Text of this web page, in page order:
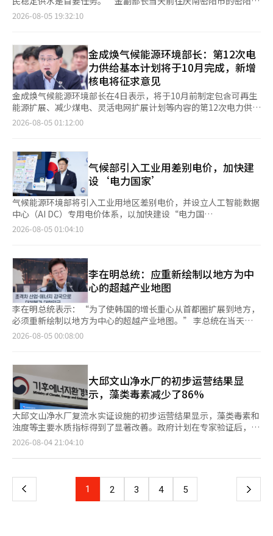
发展，电网扩展已成为不可延迟的时代任务。”他强调：“将以最
小化新建铁塔、透明的选址和充分的补偿与支持为原则，减少居民
译与编辑。
起，经过约6个月的时间分析保存在国内淡水生物资源库中的淡水
样本，找到了能够控制这些耐药菌的新型噬菌体。研究结果显示，
一发现具有重要意义，因为它显示出比传统仅对1至2种细菌有效的
噬菌体更广泛的抗菌能力。此外，该噬菌体在不同的酸碱度和温度
条件下也保持了高效的抗菌活性，并且在感染宿主细菌后迅速繁
殖，有效杀灭细菌。国立낙동강生物资源馆计划基于此次研究结
果，申请“对多重耐药阿西耐特菌具有广泛抗菌活性的新品种噬菌
体艾3676P及其用途”的专利。国立낙동강生物资源馆生物资源研
究室主任金义珍表示：“此次发现的新型噬菌体能够同时控制多种
多重耐药阿西耐特菌，意义重大。我们期待它能在医院感染管理、
种环保的微生物控制技术。”※ 本报道经人工智能（AI）系统翻译
与编辑。
和庆北青道郡的运文坝，检查南部地区的干旱应对情况，并表
对生活和农业用水的供应产生担忧的背景下进行的，目的是检查水
坝的运营现状并制定进一步的应对措施。金副部长首先访问了自2
日以来处于干旱“警戒”阶段的密阳坝，检查了河流维持用水和农
业用水的减少等应对情况。同时，还讨论了额外的干旱应对措施，
如增加河流水源的提取方案。随后，他在自上月15日以来处于干
旱“严重”阶段的运文坝，确认了通过替代提取 낙동江和金湖江的
用水减少情况，并查看了与运文坝相连的金湖江输水设施，审查了
在干旱持续的情况下输水设施的启动方案。气候部计划通过水坝间
确保供水不受影响。※ 本报道经人工智能（AI）系统翻译与编辑。
2026-08-05 19:32:10
金成焕气候能源环境部长：第12次电
力供给基本计划将于10月完成，新增
核电将征求意见
金成焕气候能源环境部长在4日表示，将于10月前制定包含可再生
能源扩展、减少煤电、灵活电网扩展计划等内容的第12次电力供给
基本计划（电力供给基本计划）。 金部长在当天下午于首尔钟路
重申了到2030年提前实现可再生能源装机容量100GW的目标。 关
于“阳光收益村”项目，金部长表示：“今年将在86个村庄启动试
点项目，并计划扩大到700个村庄。”他还提到，将把10千瓦以下
的家庭太阳能发电的现有抵消处理方式转变为现金结算，以实
现“家庭阳光养老金”。 他补充道：“工厂屋顶和农业型、浮动
太阳能的推广也将加速，太阳能发电成本将降低到每千瓦时150韩
元以下，使其成为比天然气或煤炭更便宜的能源。” 金部长还提
出了风力发电的扩展计划。他表示：“今年风力招标量扩大至
在2035年前逐步实现约25GW的发电规模。” 电力供给基本计划
中还将反映减少煤电和电力公企业改革的内容。金部长指出：“要
增加可再生能源，减少煤电，将以煤电为主的五家电力公企业合
并，转型为以可再生能源为中心的企业。” 他还表示，将推动电
力市场改革：“将首先在济州实施给可再生能源价格信号的项目，
随后将成果推广到全南和全国。” 在直流（DC）电网建设方面也
将加快进度。金部长提到：“太阳能、半导体、人工智能数据中心
（AIDC）、手机等大多数设备使用直流电源，超高压直流输电
以韩国电力和那作为中心，正式启动直流实证项目，并将电力设备
产业培育为主要出口产业。 金部长还提到，将对电力网扩展和电
价体系进行调整：“将大幅增强输电网和配电网中的能源储存装置
（ESS），并扩大抽水蓄能。”他表示，考虑到输电成本、电力自
给率和均衡发展等因素，地区电价制度将在8月举行听证会后于下
半年实施。 ※ 本报道经人工智能（AI）系统翻译与编辑。
2026-08-05 01:12:00
气候部引入工业用差别电价，加快建
设‘电力国家’
气候能源环境部将引入工业用地区差别电价，并设立人工智能数据
中心（AI DC）专用电价体系，以加快建设“电力国
家”（Electro-state）。该计划旨在为先进产业提供稳定的电力
差别电价·AI DC电价制度气候部在青瓦台迎宾馆举行的总统主持
的2026年下半年工作报告中，报告了建设“电力国家”、为先进
产业提供用水、绿色转型（K-GX）、脱塑料循环经济、环境安全
网建设等五大核心任务。首先，为应对AI DC和半导体等先进产业
日益增长的电力需求，气候部将以可再生能源和核电为中心，扩大
无碳电力，并对电网和电价体系进行改革。气候部部长金成焕表
示：“地区差别电价制度仅适用于工业用电，不会考虑家庭用
电。”气候部计划综合考虑输电线路使用费用、地区电力自给率、
气候部将在本月第三周召开听证会，公开地区差别电价制度的轮
廓。工业用电价将大致分为四个区域进行差别适用，具体标准将与
行政安全部的地区分类体系相结合制定。金部长表示：“我希望电
价能降到中国的水平，但这可能会直接导致韩国电力公司的亏
损。”他补充道：“我们将根据韩国电力公司能够承受的范围来确
定降价幅度。”他还指出：“像钢铁和石油化工等与中国直接竞争
的行业，电价负担较重，因此我们正在考虑差别适用，以提高偏远
地区产业的竞争力。”气候部还将在年内引入AI DC专用电价制
度。该制度将根据数据中心的电力使用特性，制定单独的电价体
源的推广也将扩大。通过强制在工厂屋顶安装太阳能、在填海区和
边境地区开展大规模太阳能项目、政府主导的海上风电计划等，推
动可再生能源100GW的提前实现。10kW以下家庭用太阳能的剩余
2026-08-05 01:04:10
李在明总统：应重新绘制以地方为中
心的超越产业地图
李在明总统表示：“为了使韩国的增长重心从首都圈扩展到地方，
必须重新绘制以地方为中心的超越产业地图。” 李总统在当天下
午青瓦台迎宾馆举行的“与国民共同的第二次工作报告”上指
部、气候能源环境部、知识产权局、原子能安全委员会、气象厅等
部门参与。包括韩成淑总理在内的政府部门及公共机构相关人士，
以及大学生、公司职员、研究人员、农民、自营业者等22名国民参
与团成员也出席了会议。 李总统强调，必须积极解决阻碍地方产
业发展的法规和基础设施不足的问题。 他指出：“确保企业的投
资意愿不因各种法规或基础设施、人才不足问题而受到打击，积极
消除投资障碍是至关重要的。” 李总统特别提到政府最近发布
的“韩国大跃进三大超级项目”，并指示：“请确保稳定的电力和
水供应不出现任何问题，这是成功的关键。” 他提出区域均衡发
首都圈发生的房价问题等所有问题的根源在于首都圈的集中，克服
这一点，区域均衡发展，尤其是地方优待的产业和经济政策非常重
2026-08-05 00:08:00
大邱文山净水厂的初步运营结果显
示，藻类毒素减少了86%
大邱文山净水厂复流水实证设施的初步运营结果显示，藻类毒素和
浊度等主要水质指标得到了显著改善。政府计划在专家验证后，判
断复流水取水方式是否能成为解决大邱地区顽固水质问题的替代方
召开复流水实证实验设施的水质改善和水量保障效果的第一次验证
取水的方式相比，复流水能够减少污染物和藻类，因此受到关注，
成为降低净水厂处理负担的方案。气候部在文山净水厂建立了一个
2026-08-04 21:04:10
上
页
1 2 3 4 5 下